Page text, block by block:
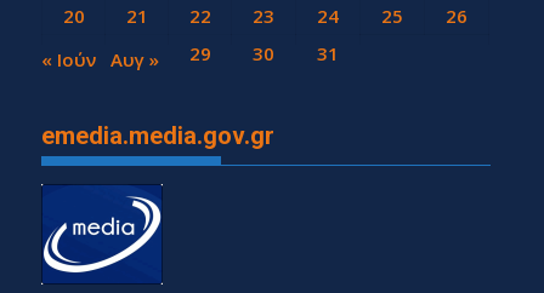
20
21 22 23 24 25
26
27
28 29 30 31
« Ιούν Αυγ »
emedia.media.gov.gr